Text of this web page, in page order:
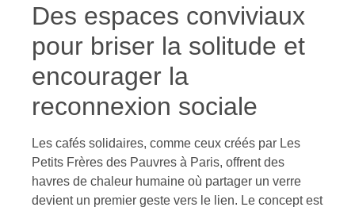
Des espaces conviviaux
pour briser la solitude et
encourager la
reconnexion sociale
Les cafés solidaires, comme ceux créés par Les
Petits Frères des Pauvres à Paris, offrent des
havres de chaleur humaine où partager un verre
devient un premier geste vers le lien. Le concept est